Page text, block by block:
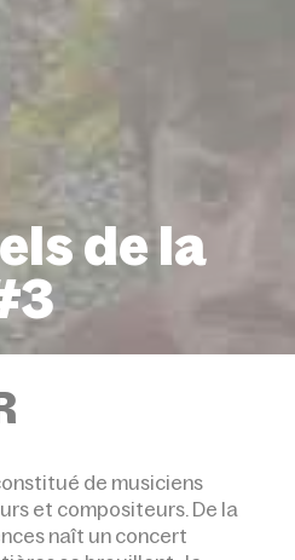
de la
de musiciens
et compositeurs. De la
naît un concert